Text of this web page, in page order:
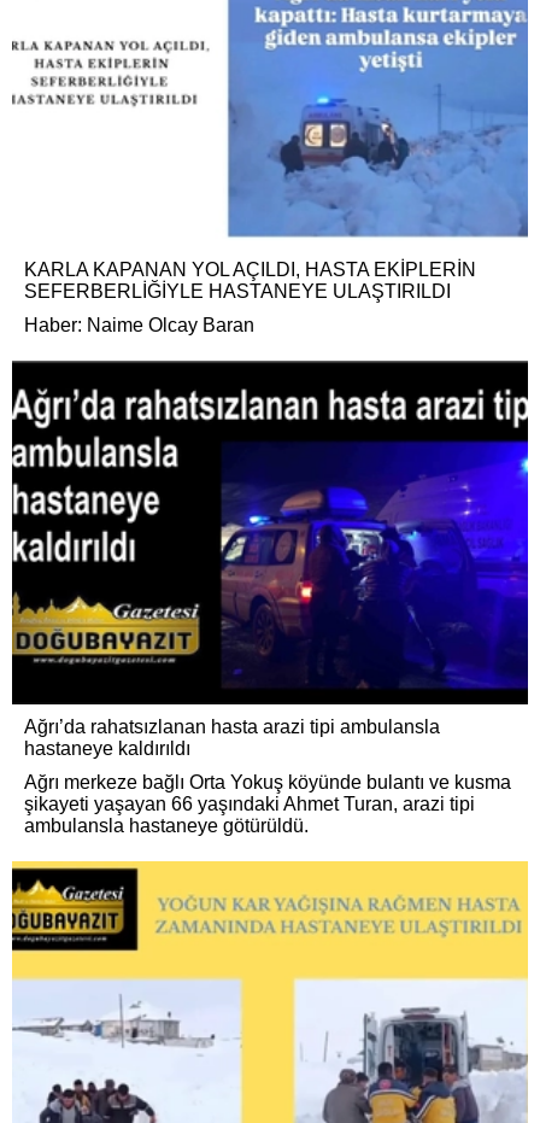
KARLA KAPANAN YOL AÇILDI, HASTA EKİPLERİN
SEFERBERLİĞİYLE HASTANEYE ULAŞTIRILDI
Haber: Naime Olcay Baran
Ağrı’da rahatsızlanan hasta arazi tipi ambulansla
hastaneye kaldırıldı
Ağrı merkeze bağlı Orta Yokuş köyünde bulantı ve kusma
şikayeti yaşayan 66 yaşındaki Ahmet Turan, arazi tipi
ambulansla hastaneye götürüldü.